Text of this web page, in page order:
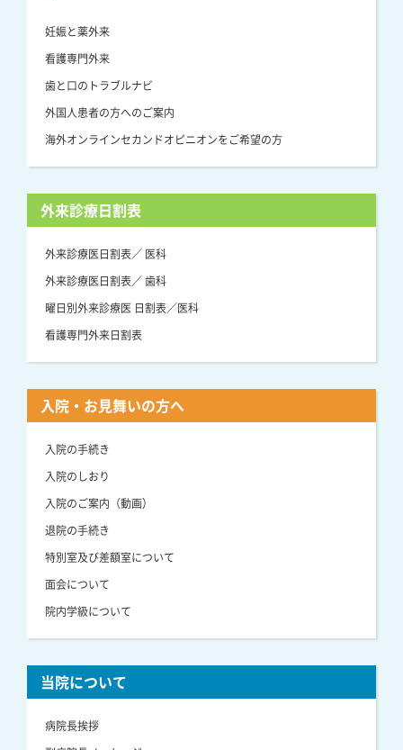
妊娠と薬外来
看護専門外来
歯と口のトラブルナビ
外国人患者の方へのご案内
海外オンラインセカンドオピニオンをご希望の方
外来診療日割表
外来診療医日割表／ 医科
外来診療医日割表／ 歯科
曜日別外来診療医 日割表／医科
看護専門外来日割表
入院・お見舞いの方へ
入院の手続き
入院のしおり
入院のご案内（動画）
退院の手続き
特別室及び差額室について
面会について
院内学級について
当院について
病院長挨拶